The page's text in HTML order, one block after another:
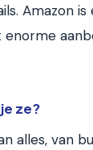
Amazon
enorme
ze?
alles, van